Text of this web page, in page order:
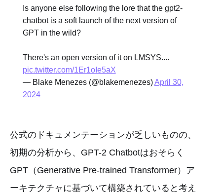
Is anyone else following the lore that the gpt2-
chatbot is a soft launch of the next version of
GPT in the wild?
There's an open version of it on LMSYS....
pic.twitter.com/1Er1oIe5aX
— Blake Menezes (@blakemenezes)April 30,
2024
公式のドキュメンテーションが乏しいものの、
初期の分析から、GPT-2 Chatbotはおそらく
GPT（Generative Pre-trained Transformer）ア
ーキテクチャに基づいて構築されていると考え